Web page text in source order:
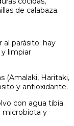
de calabaza.
al parásito: hay
y limpiar
(Amalaki, Haritaki,
y antioxidante.
con agua tibia.
microbiota y